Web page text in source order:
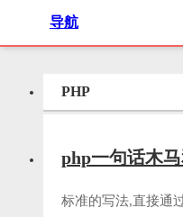
导航
PHP
php一句话木
标准的写法,直接通